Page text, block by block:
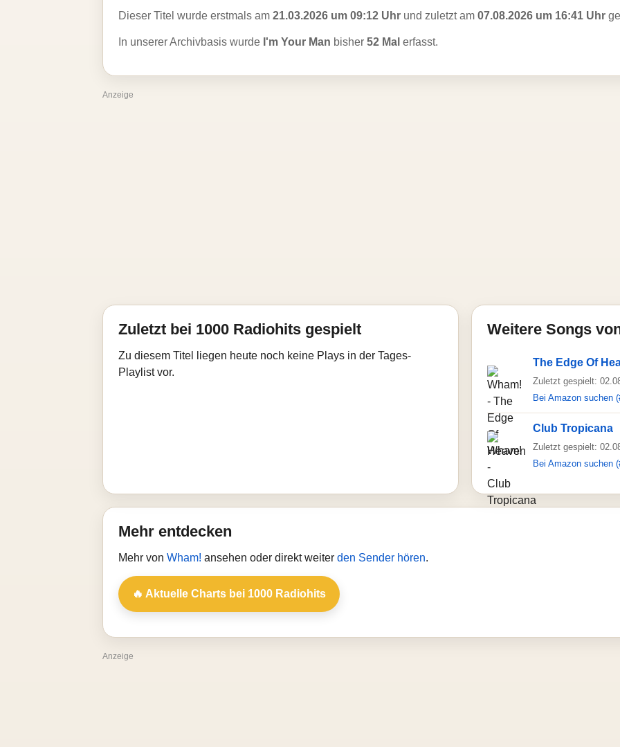
Dieser Titel wurde erstmals am 21.03.2026 um 09:12 Uhr und zuletzt am 07.08.2026 um 16:41 Uhr
In unserer Archivbasis wurde I'm Your Man bisher 52 Mal erfasst.
Anzeige
Zuletzt bei 1000 Radiohits gespielt
Zu diesem Titel liegen heute noch keine Plays in der Tages-
Playlist vor.
Weitere Songs
The Edge Of
Zuletzt gespielt:
Bei Amazon suchen
Club Tropicana
Zuletzt gespielt:
Bei Amazon suchen
Mehr entdecken
Mehr von Wham! ansehen oder direkt weiter den Sender hören.
🔥 Aktuelle Charts bei 1000 Radiohits
Anzeige